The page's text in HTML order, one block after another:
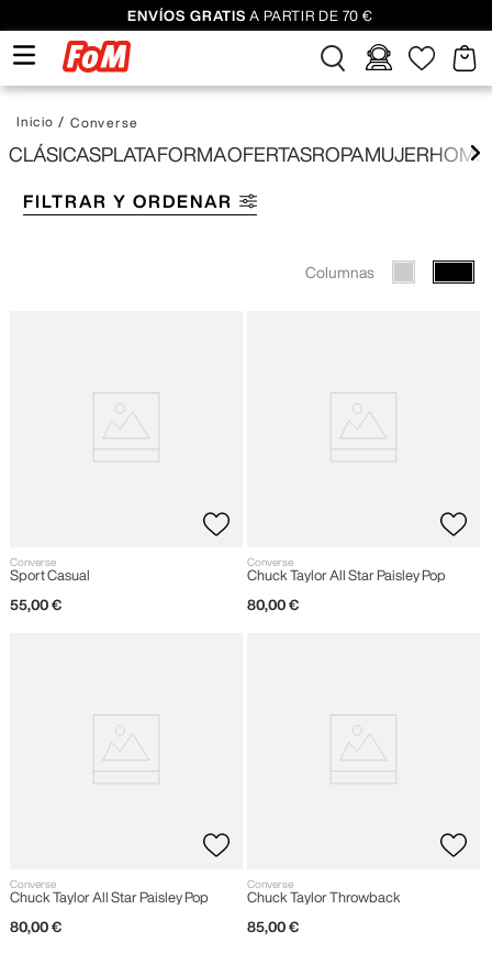
ENVÍOS GRATIS A PARTIR DE 70 €
Converse
CLÁSICASPLATAFORMAOFERTASROPAMUJER
FILTRAR Y ORDENAR
Columnas
Converse
Sport Casual
55,00 €
Converse
Chuck Taylor All Star Paisley Pop
80,00 €
Converse
Chuck Taylor All Star Paisley Pop
80,00 €
Converse
Chuck Taylor Throwback
85,00 €